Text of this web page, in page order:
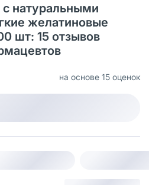
натуральными
желатиновые
шт: 15 отзывов
на основе 15 оценок